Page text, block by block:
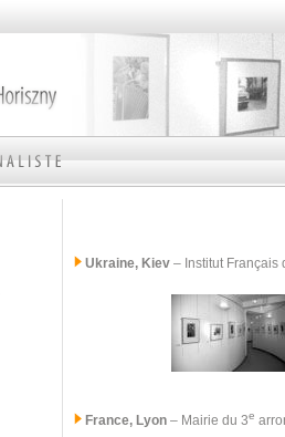
Ukraine, Kiev – Institut Français
France, Lyon – Mairie du 3e